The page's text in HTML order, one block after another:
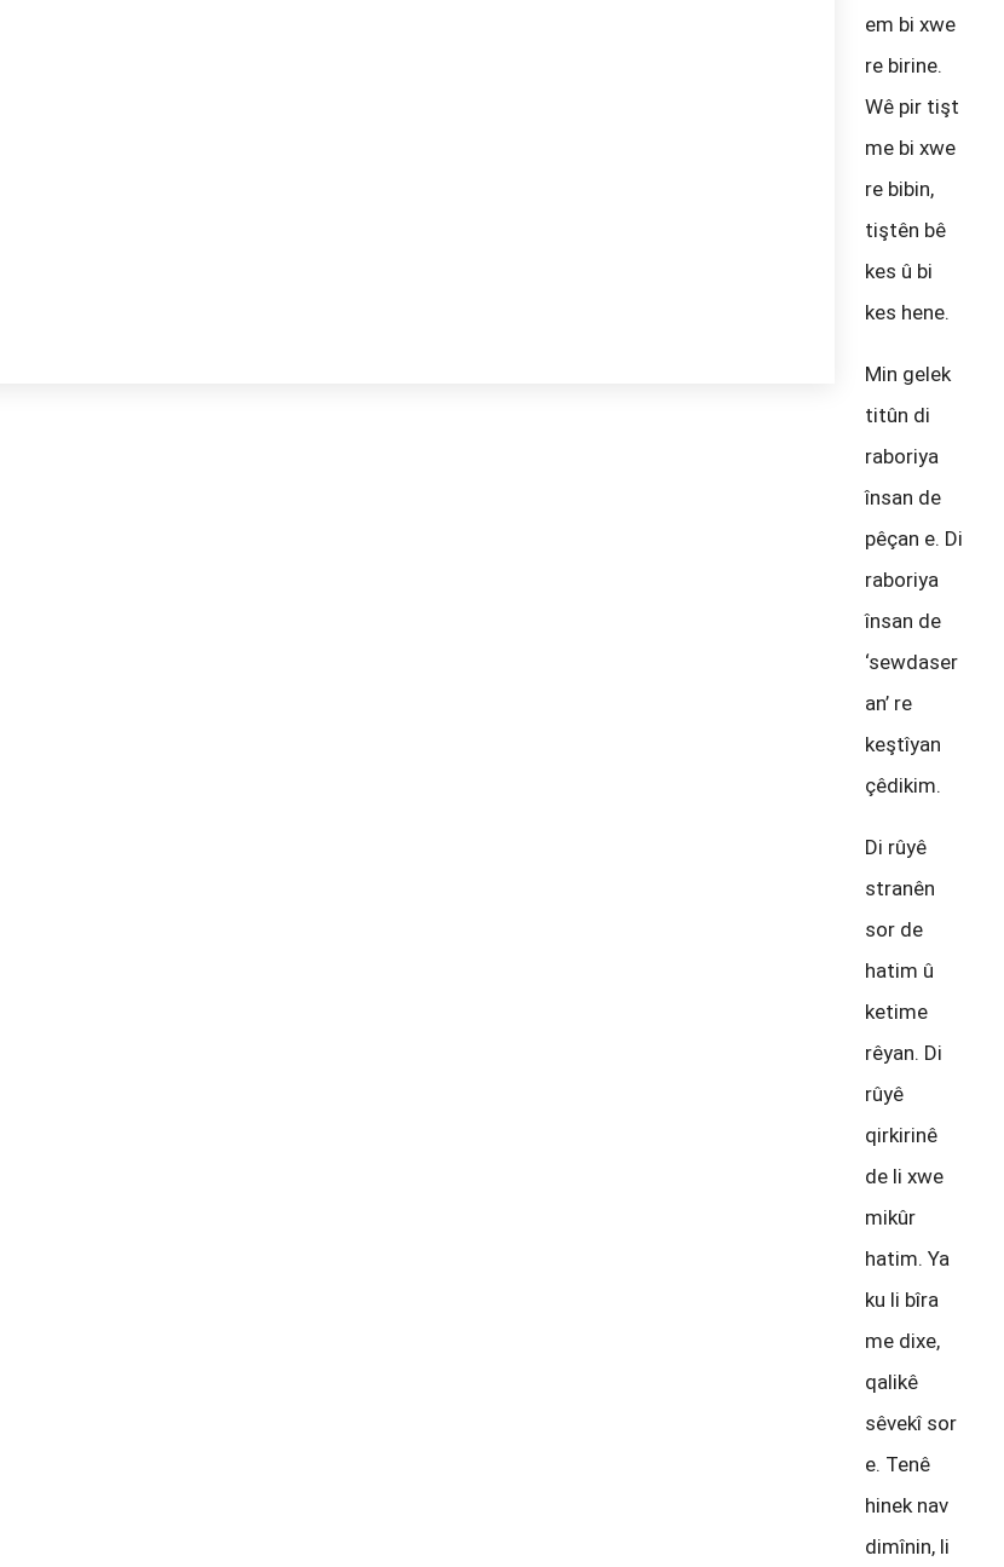
em bi xwe
re birine.
Wê pir tişt
me bi xwe
re bibin,
tiştên bê
kes û bi
kes hene.
Min gelek
titûn di
raboriya
însan de
pêçan e. Di
raboriya
însan de
‘sewdaser
an’ re
keştîyan
çêdikim.
Di rûyê
stranên
sor de
hatim û
ketime
rêyan. Di
rûyê
qirkirinê
de li xwe
mikûr
hatim. Ya
ku li bîra
me dixe,
qalikê
sêvekî sor
e. Tenê
hinek nav
dimînin, li